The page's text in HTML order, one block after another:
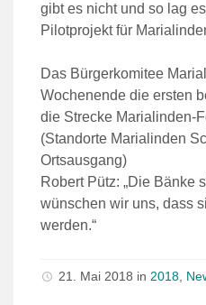
gibt es nicht und so lag
Pilotprojekt für
Das Bürgerkomitee
Wochenende die ersten
die Strecke Marialinden-
(Standorte Marialinden
Ortsausgang)
Robert Pütz: „Die Bänke
wünschen wir uns, dass
werden.“
21. Mai 2018 in 2018